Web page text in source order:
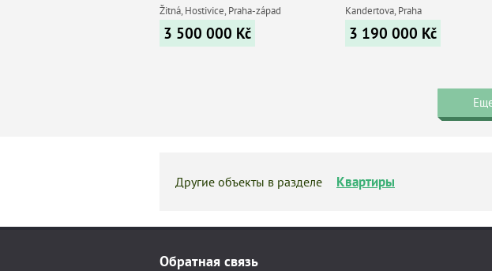
Žitná, Hostivice, Praha-západ
3 500 000 Kč
Kandertova, Praha
3 190 000 Kč
Другие объекты в разделе Квартиры
Обратная связь